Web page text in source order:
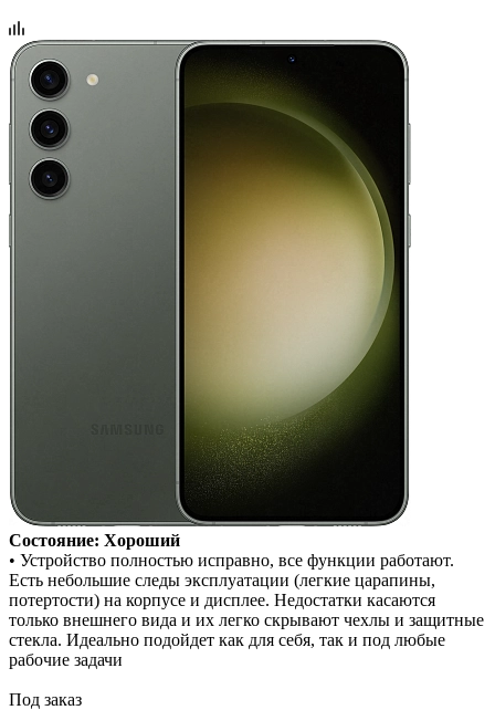
Состояние: Хороший
• Устройство полностью исправно, все функции работают.
Есть небольшие следы эксплуатации (легкие царапины,
потертости) на корпусе и дисплее. Недостатки касаются
только внешнего вида и их легко скрывают чехлы и защитные
стекла. Идеально подойдет как для себя, так и под любые
рабочие задачи
Под заказ